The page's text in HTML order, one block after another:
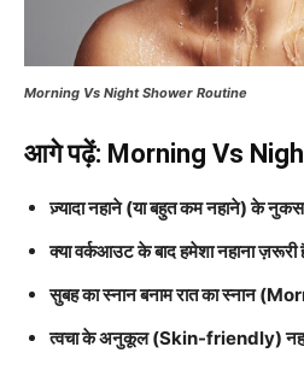
Morning Vs Night Shower Routine
आगे पढ़ें: Morning Vs
ज़्यादा नहाने (या बहुत कम नहाने) के
क्या वर्कआउट के बाद हमेशा नहाना ज़रूरी
सुबह का स्नान बनाम रात का स्नान
त्वचा के अनुकूल (Skin-friendly)